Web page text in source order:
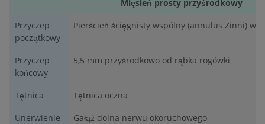
Mięsień prosty przyśrodkowy
Przyczep
początkowy
Pierścień ścięgnisty wspólny (annulus Zinni) w
Przyczep
końcowy
5,5 mm przyśrodkowo od rąbka rogówki
Tętnica
Tętnica oczna
Unerwienie
Gałąź dolna nerwu okoruchowego